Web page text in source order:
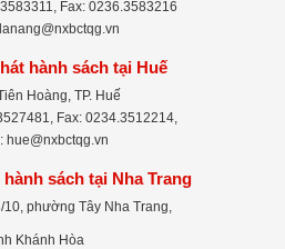
Fax: 0236.3583216
hành sách tại Huế
Hoàng, TP. Huế
Fax: 0234.3512214,
hue@nxbctqg.vn
sách tại Nha Trang
phường Tây Nha Trang,
Khánh Hòa